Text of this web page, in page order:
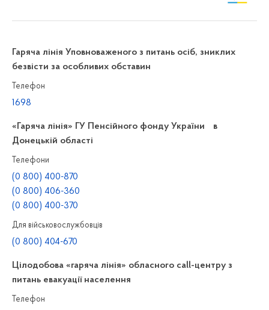
Гаряча лінія Уповноваженого з питань осіб, зниклих
безвісти за особливих обставин
Телефон
1698
«Гаряча лінія» ГУ Пенсійного фонду України в
Донецькій області
Телефони
(0 800) 400-870
(0 800) 406-360
(0 800) 400-370
Для військовослужбовців
(0 800) 404-670
Цілодобова «гаряча лінія» обласного call-центру з
питань евакуації населення
Телефон